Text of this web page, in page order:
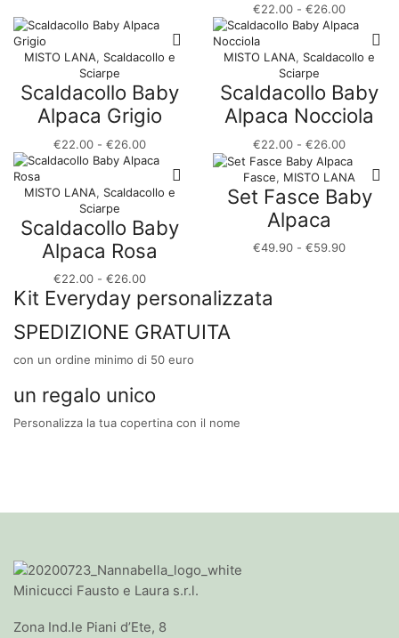
da
€19.90
a
€22.00 - €26.00Fascia
di
da
a
€26.00
MISTO LANA, Scaldacollo e
Sciarpe
Scaldacollo Baby
Alpaca Grigio
€22.00 - €26.00Fascia
di
prezzo:
da
a
€26.00
MISTO LANA, Scaldacollo e
Sciarpe
Scaldacollo Baby
Alpaca Nocciola
€22.00 - €26.00Fascia
di
prezzo:
da
€22.00
MISTO LANA, Scaldacollo e
Sciarpe
Scaldacollo Baby
Alpaca Rosa
€22.00 - €26.00Fascia
di
prezzo:
da
€22.00
a
Fasce, MISTO LANA
Set Fasce Baby
Alpaca
€49.90 - €59.90Fascia
Kit Everyday personalizzata
SPEDIZIONE GRATUITA
con un ordine minimo di 50 euro
un regalo unico
Personalizza la tua copertina con il nome
Minicucci Fausto e Laura s.r.l.
Zona Ind.le Piani d’Ete, 8